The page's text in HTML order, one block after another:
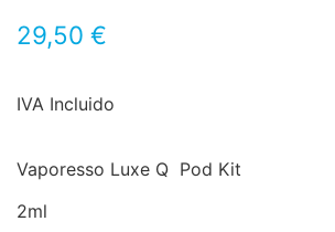
29,50 €
IVA Incluido
Vaporesso Luxe Q Pod Kit
2ml